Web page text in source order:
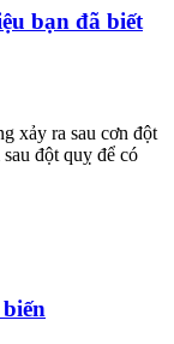
bạn đã biết
xảy ra sau cơn đột
đột quỵ để có